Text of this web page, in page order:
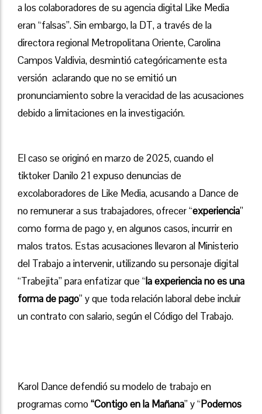
a los colaboradores de su agencia digital Like Media
eran “falsas”. Sin embargo, la DT, a través de la
directora regional Metropolitana Oriente, Carolina
Campos Valdivia, desmintió categóricamente esta
versión aclarando que no se emitió un
pronunciamiento sobre la veracidad de las acusaciones
debido a limitaciones en la investigación.
El caso se originó en marzo de 2025, cuando el
tiktoker Danilo 21 expuso denuncias de
excolaboradores de Like Media, acusando a Dance de
no remunerar a sus trabajadores, ofrecer “experiencia”
como forma de pago y, en algunos casos, incurrir en
malos tratos. Estas acusaciones llevaron al Ministerio
del Trabajo a intervenir, utilizando su personaje digital
“Trabejita” para enfatizar que “la experiencia no es una
forma de pago” y que toda relación laboral debe incluir
un contrato con salario, según el Código del Trabajo.
Karol Dance defendió su modelo de trabajo en
programas como“Contigo en la Mañana” y “Podemos